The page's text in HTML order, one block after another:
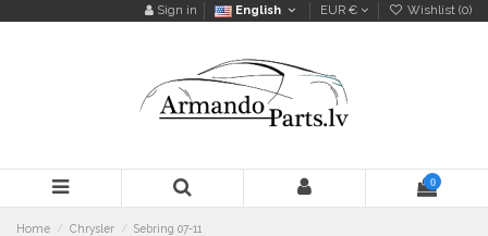
Sign in English EUR € Wishlist (0)
0
Home Chrysler Sebring 07-11